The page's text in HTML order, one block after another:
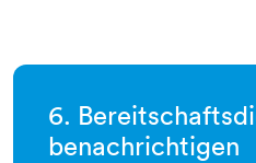
6.
benachrichtigen